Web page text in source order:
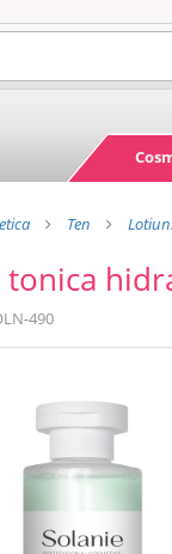
Ten
490